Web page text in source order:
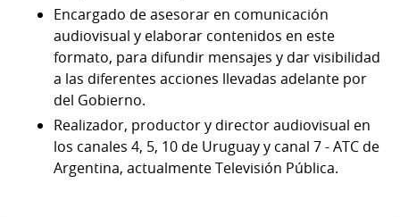
Encargado de asesorar en comunicación
audiovisual y elaborar contenidos en este
formato, para difundir mensajes y dar visibilidad
a las diferentes acciones llevadas adelante por
del Gobierno.
Realizador, productor y director audiovisual en
los canales 4, 5, 10 de Uruguay y canal 7 - ATC de
Argentina, actualmente Televisión Pública.